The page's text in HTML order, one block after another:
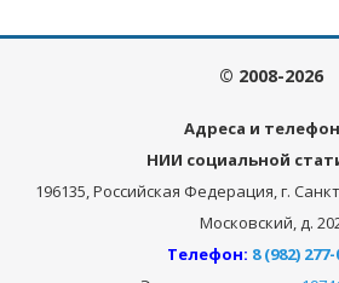
© 2008-2026
Адреса и
НИИ социальной
196135, Российская Федерация, г.
Московский, д.
Телефон: 8 (982)